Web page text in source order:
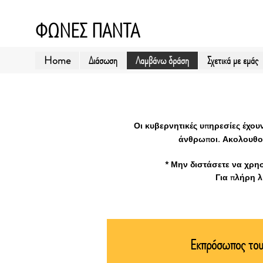
ΦΩΝΕΣ ΠΑΝΤΑ
Home Διάσωση Λαμβάνω δράση Σχετικά με εμάς
Εκπρόσωπος
Οι κυβερνητικές υπηρεσίες
άνθρωποι.
* Μην διστάσετε να
Για πλήρη